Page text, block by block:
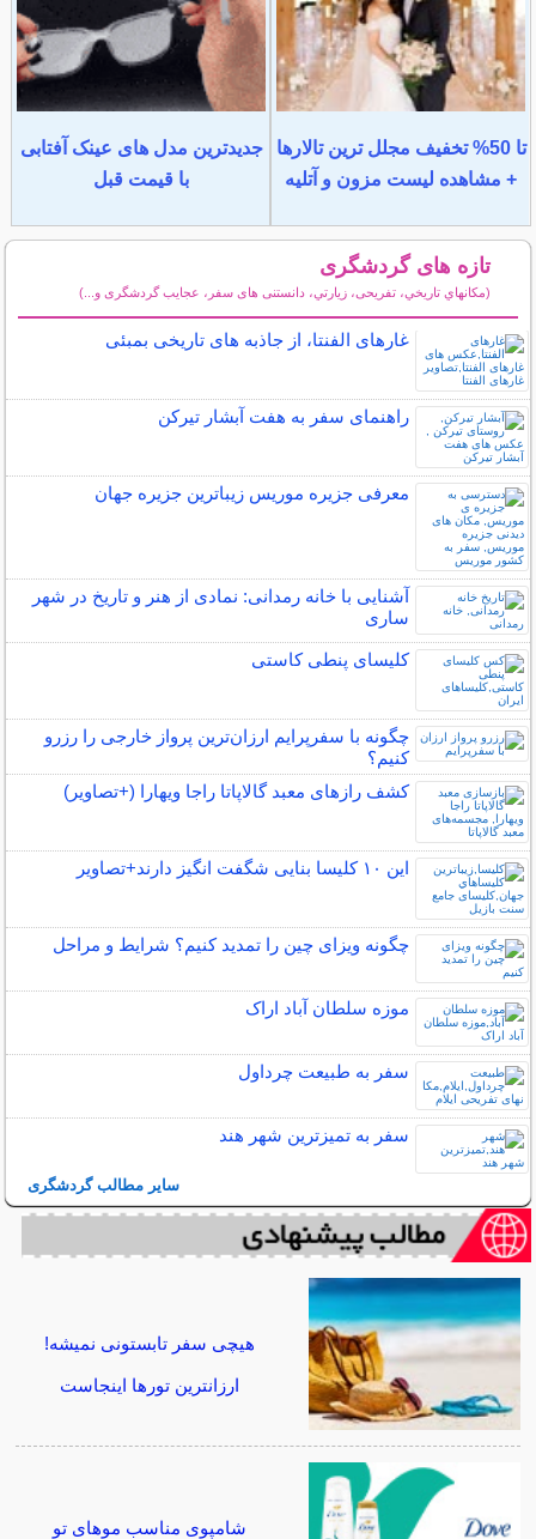
تا 50% تخفیف مجلل ترین تالارها
+ مشاهده لیست مزون و آتلیه
جدیدترین مدل های عینک آفتابی
با قیمت قبل
تازه های گردشگری
(مكانهاي تاريخي، تفریحی، زيارتي، دانستنی های سفر، عجایب گردشگری و...)
غارهای الفنتا، از جاذبه های تاریخی بمبئی
راهنمای سفر به هفت آبشار تیرکن
معرفی جزیره موریس زیباترین جزیره جهان
آشنایی با خانه رمدانی: نمادی از هنر و تاریخ در شهر
ساری
کلیسای پنطی کاستی
چگونه با سفرپرایم ارزان‌ترین پرواز خارجی را رزرو
کنیم؟
کشف رازهای معبد گالاپاتا راجا ویهارا (+تصاویر)
این ۱۰ کلیسا بنایی شگفت انگیز دارند+تصاویر
چگونه ویزای چین را تمدید کنیم؟ شرایط و مراحل
موزه سلطان آباد اراک
سفر به طبیعت چرداول
سفر به تمیزترین شهر هند
سایر مطالب گردشگری
هیچی سفر تابستونی نمیشه!
ارزانترین تورها اینجاست
شامپوی مناسب موهای تو